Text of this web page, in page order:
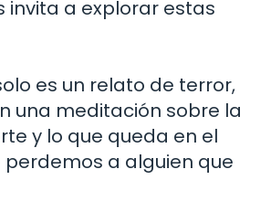
invita a explorar estas
es un relato de terror,
una meditación sobre la
y lo que queda en el
a alguien que